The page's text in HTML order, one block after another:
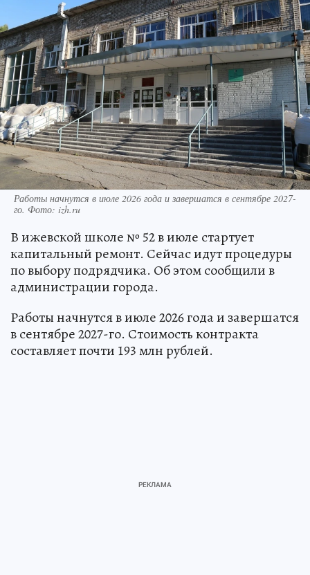
Работы начнутся в июле 2026 года и завершатся в сентябре 2027-
го. Фото: izh.ru
В ижевской школе № 52 в июле стартует
капитальный ремонт. Сейчас идут процедуры
по выбору подрядчика. Об этом сообщили в
администрации города.
Работы начнутся в июле 2026 года и завершатся
в сентябре 2027-го. Стоимость контракта
составляет почти 193 млн рублей.